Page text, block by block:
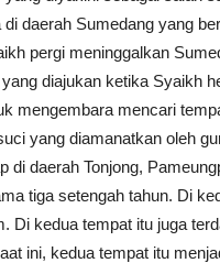
daerah Sumedang yang
pergi meninggalkan
diajukan ketika Syaikh
mengembara mencari
yang diamanatkan oleh
di daerah Tonjong,
tiga setengah tahun. Di
Di kedua tempat itu juga
ini, kedua tempat itu